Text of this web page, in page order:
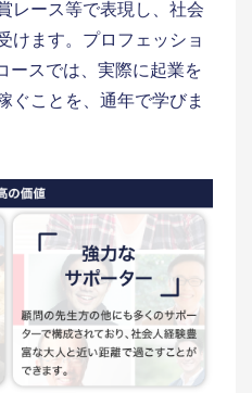
レース等で表現し、社会
けます。プロフェッショ
ースでは、実際に起業を
ぐことを、通年で学びま